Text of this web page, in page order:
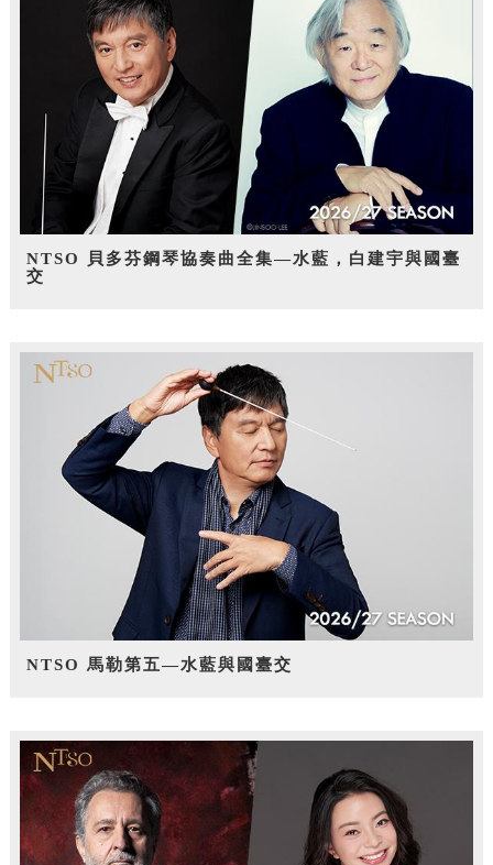
NTSO 貝多芬鋼琴協奏曲全集—水藍，白建宇與國臺
交
NTSO 馬勒第五—水藍與國臺交